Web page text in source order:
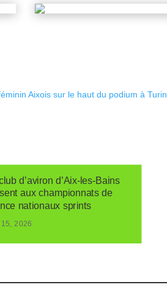
Aixois sur le haut du podium à Turin.
d’aviron d’Aix-les-Bains
aux championnats de
nationaux sprints
15, 2026